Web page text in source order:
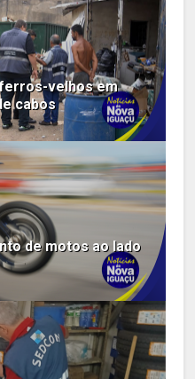
velhos em
cabos
de motos ao lado